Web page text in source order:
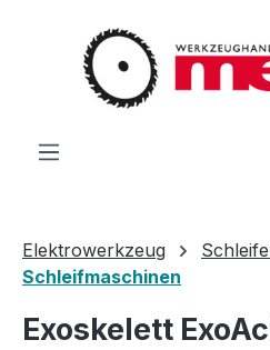
Zum Hauptinhalt springen
Elektrowerkzeug
Schleifmaschinen
Exoskelett